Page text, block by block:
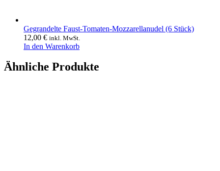
Gegrandelte Faust-Tomaten-Mozzarellanudel (6 Stück)
12,00 € inkl. MwSt.
In den Warenkorb
Ähnliche Produkte